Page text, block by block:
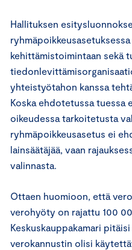
Hallituksen
kehittämistoimintaan sekä
yhteistyötahon kanssa
Koska ehdotetussa tuessa
oikeudessa tarkoitetusta
ryhmäpoikkeusasetus ei
lainsäätäjää, vaan
valinnasta.
Ottaen huomioon, että
verohyöty on rajattu 100
Keskuskauppakamari
verokannustin olisi